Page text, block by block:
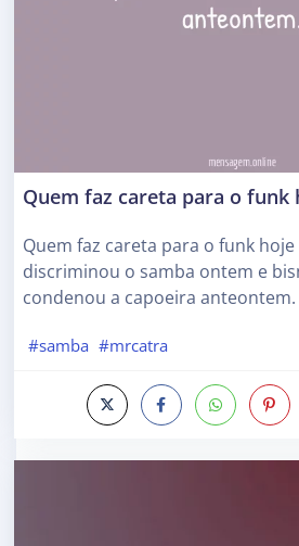
Quem faz careta para o funk
Quem faz careta para o funk
discriminou o samba ontem e
condenou a capoeira anteontem.
#samba #mrcatra